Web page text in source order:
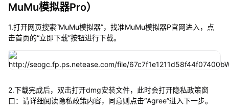
MuMu模拟器Pro）
1.打开网页搜索“MuMu模拟器”，找准MuMu模拟器P官网进入，点
击首页的“立即下载”按钮进行下载。
2.下载完成后，双击打开dmg安装文件，此时会打开隐私政策窗
口：请详细阅读隐私政策内容，同意则点击“Agree”进入下一步。